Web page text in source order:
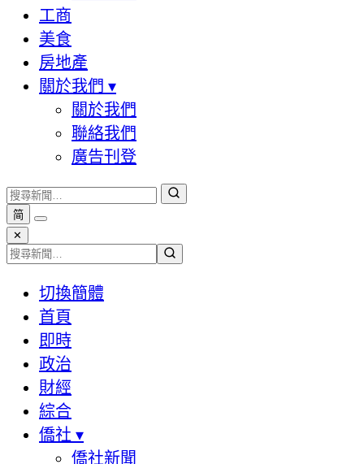
工商
美食
房地產
關於我們 ▾
關於我們
聯絡我們
廣告刊登
简
✕
切換簡體
首頁
即時
政治
財經
綜合
僑社 ▾
僑社新聞